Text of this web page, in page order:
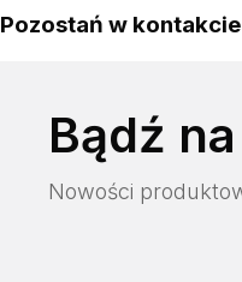
Pozostań w
Bądź
Nowości